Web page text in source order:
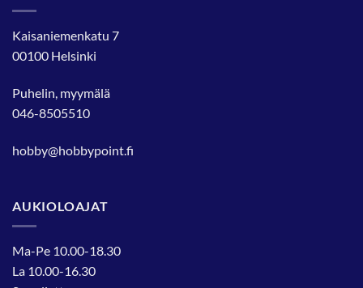
Kaisaniemenkatu 7
00100 Helsinki
Puhelin, myymälä
046-8505510
hobby@hobbypoint.fi
AUKIOLOAJAT
Ma-Pe 10.00-18.30
La 10.00-16.30